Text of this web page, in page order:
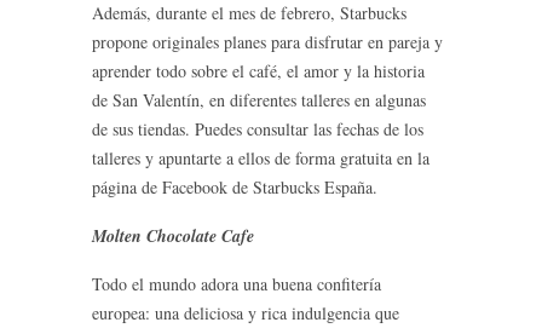
Además, durante el mes de febrero, Starbucks
propone originales planes para disfrutar en pareja y
aprender todo sobre el café, el amor y la historia
de San Valentín, en diferentes talleres en algunas
de sus tiendas. Puedes consultar las fechas de los
talleres y apuntarte a ellos de forma gratuita en la
página de Facebook de Starbucks España.
Molten Chocolate Cafe
Todo el mundo adora una buena confitería
europea: una deliciosa y rica indulgencia que